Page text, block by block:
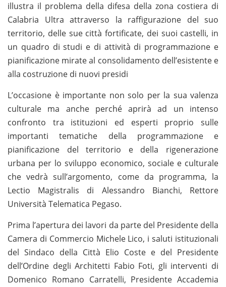
illustra il problema della difesa della zona costiera di
Calabria Ultra attraverso la raffigurazione del suo
territorio, delle sue città fortificate, dei suoi castelli, in
un quadro di studi e di attività di programmazione e
pianificazione mirate al consolidamento dell’esistente e
alla costruzione di nuovi presidi
L’occasione è importante non solo per la sua valenza
culturale ma anche perché aprirà ad un intenso
confronto tra istituzioni ed esperti proprio sulle
importanti tematiche della programmazione e
pianificazione del territorio e della rigenerazione
urbana per lo sviluppo economico, sociale e culturale
che vedrà sull’argomento, come da programma, la
Lectio Magistralis di Alessandro Bianchi, Rettore
Università Telematica Pegaso.
Prima l’apertura dei lavori da parte del Presidente della
Camera di Commercio Michele Lico, i saluti istituzionali
del Sindaco della Città Elio Coste e del Presidente
dell’Ordine degli Architetti Fabio Foti, gli interventi di
Domenico Romano Carratelli, Presidente Accademia